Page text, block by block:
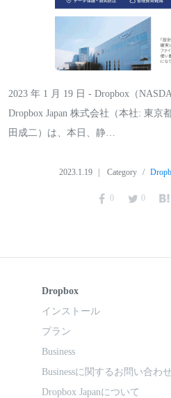
2023 年 1 月 19 日 - Dropbox（
Dropbox Japan 株式会社（本社: 東
田成二）は、本日、静…
2023.1.19 Category
0 0
Dropbox
インストール
プラン
Business
Businessに関するお問い合わせ
Dropbox Japanについて